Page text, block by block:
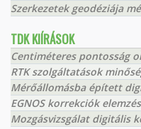
Szerkezetek geodéziája
TDK KIÍRÁSOK
Centiméteres pontosság
RTK szolgáltatások
Mérőállomásba épített
EGNOS korrekciók
Mozgásvizsgálat digitális